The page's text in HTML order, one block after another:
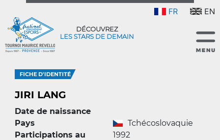
FR EN
DÉCOUVREZ
LES STARS DE DEMAIN
FICHE D'IDENTITÉ
JIRI LANG
Date de naissance
Pays
Tchécoslovaquie
Participations au
1992